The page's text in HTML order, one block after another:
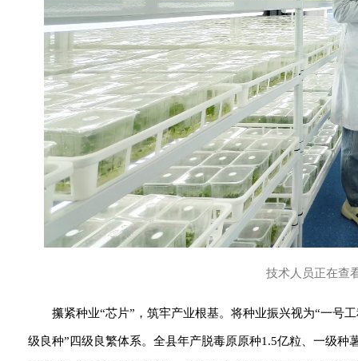
技术人员正在查
攥紧种业“芯片”，筑牢产业根基。将种业振兴视为“一
级良种”四级良繁体系。全县年产脱毒原原种1.5亿粒、一级